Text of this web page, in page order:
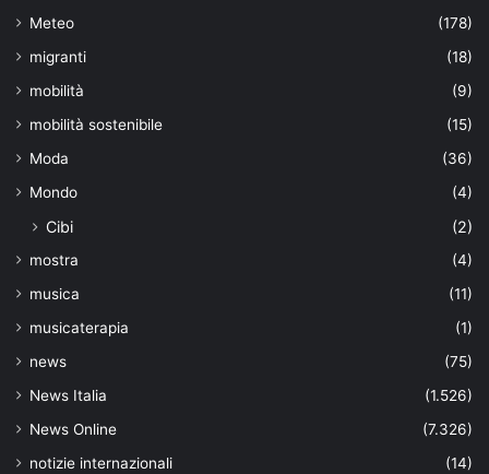
Meteo
(178)
migranti
(18)
mobilità
(9)
mobilità sostenibile
(15)
Moda
(36)
Mondo
(4)
Cibi (2)
mostra
(4)
musica
(11)
musicaterapia
(1)
news
(75)
News Italia
(1.526)
News Online
(7.326)
notizie internazionali
(14)